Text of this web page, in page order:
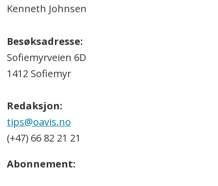
Kenneth Johnsen
Besøksadresse:
Sofiemyrveien 6D
1412 Sofiemyr
Redaksjon:
tips@oavis.no
(+47) 66 82 21 21
Abonnement: